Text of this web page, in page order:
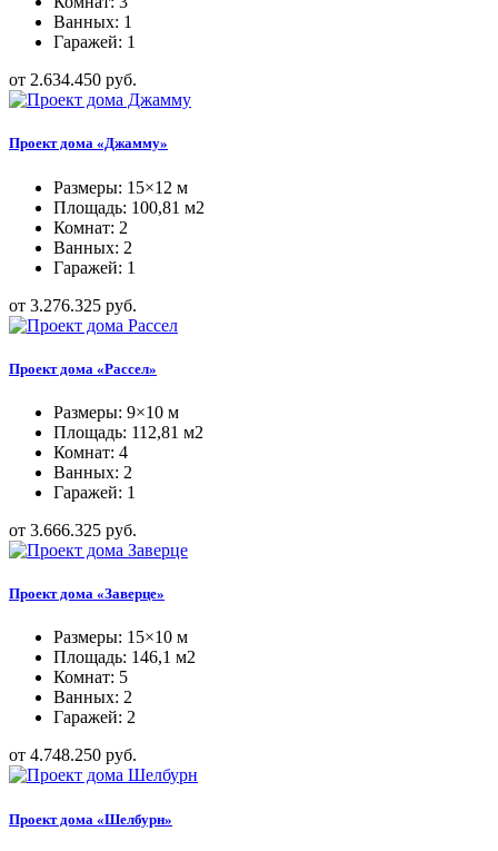
Ванных: 1
Гаражей: 1
от 2.634.450 руб.
Проект дома «Джамму»
Размеры: 15×12 м
Площадь: 100,81 м2
Комнат: 2
Ванных: 2
Гаражей: 1
от 3.276.325 руб.
Проект дома «Рассел»
Размеры: 9×10 м
Площадь: 112,81 м2
Комнат: 4
Ванных: 2
Гаражей: 1
от 3.666.325 руб.
Проект дома «Заверце»
Размеры: 15×10 м
Площадь: 146,1 м2
Комнат: 5
Ванных: 2
Гаражей: 2
от 4.748.250 руб.
Проект дома «Шелбурн»